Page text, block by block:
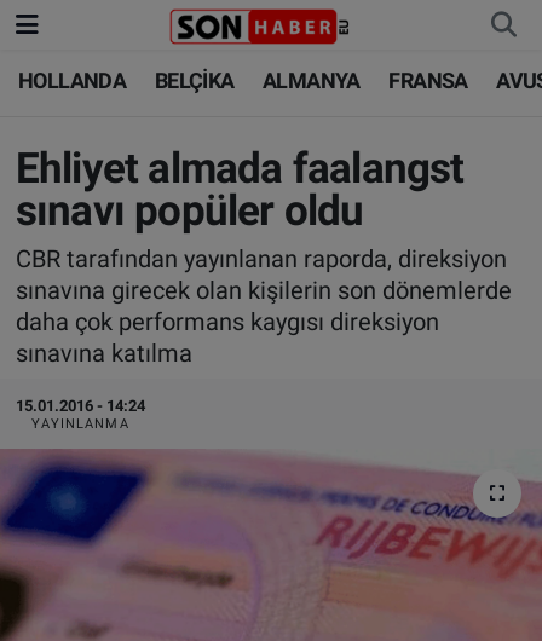
HOLLANDA BELÇİKA ALMANYA FRANSA
Ehliyet almada faalangst
sınavı popüler oldu
CBR tarafından yayınlanan raporda, direksiyon
sınavına girecek olan kişilerin son dönemlerde
daha çok performans kaygısı direksiyon
sınavına katılma
15.01.2016 - 14:24
YAYINLANMA
HOLLANDA
BELÇİKA
ALMANYA
FRANSA
AVUSTURYA
SAĞLIK - YAŞAM
BİLİM-TEKNOLOJİ
HOLLANDA
BELÇİKA
ALMANYA
TÜRKİYE
DÜNYA
BİLİM-TEKNOLOJİ
SAĞLIK
FOTO GALERİ
VIDEO GALERİ
Nöbetçi Eczaneler
Hava Durumu
Trafik Durumu
Süper Lig Puan Durumu ve Fikstür
Tüm Manşetler
Son Dakika Haberleri
Haber Arşivi